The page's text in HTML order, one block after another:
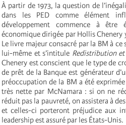
À partir de 1973, la question de
dans les PED comme élément
développement commence à être
économique dirigée par Hollis Chenery
Le livre majeur consacré par la BM à
lui-même et s’intitule Redistribution et
Chenery est conscient que le type de
de prêt de la Banque est générateur
préoccupation de la BM a été
très nette par McNamara : si on ne
réduit pas la pauvreté, on assistera à
et celles-ci porteront préjudice aux
leadership est assuré par les États-Unis.